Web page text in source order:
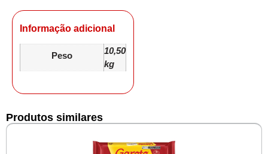
Informação adicional
Peso
10,50
kg
Produtos similares